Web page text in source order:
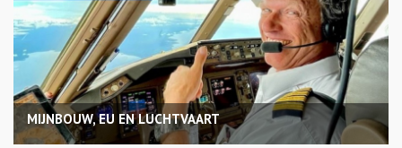
MIJNBOUW, EU EN LUCHTVAART